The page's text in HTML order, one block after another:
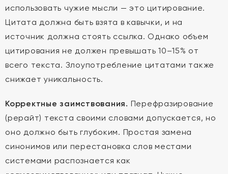
использовать чужие мысли — это цитирование.
Цитата должна быть взята в кавычки, и на
источник должна стоять ссылка. Однако объем
цитирования не должен превышать 10–15% от
всего текста. Злоупотребление цитатами также
снижает уникальность.
Корректные заимствования. Перефразирование
(рерайт) текста своими словами допускается, но
оно должно быть глубоким. Простая замена
синонимов или перестановка слов местами
системами распознается как